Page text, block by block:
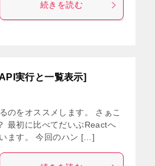
続きを読む
実行と一覧表示]
のをオススメします。 さぁこ
最初に比べてだいぶReactへ
ます。 今回のハン […]